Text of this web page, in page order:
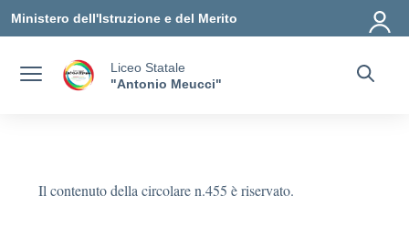
Vai ai contenuti
Vai al menu di navigazione
Vai al footer
Ministero dell'Istruzione e del Merito
Liceo Statale
"Antonio Meucci"
Il contenuto della circolare n.455 è riservato.